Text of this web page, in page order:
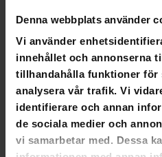
Denna webbplats använder
Vi använder
innehållet och annonserna
tillhandahålla funktioner för
analysera vår trafik. Vi
identifierare och annan
de sociala medier och
vi samarbetar med. Dessa
ingen snubbelrisk, och
mer välvårdad ut.
Vanliga frågor -
Vilken är den bästa
Den bästa Kompostkvarnen
storleken på din trädgård